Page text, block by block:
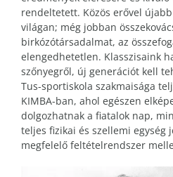
rendeltetett. Közös erővel
világan; még jobban
birkózótársadalmat, az
elengedhetetlen. Klasszisaink
szőnyegről, új generációt kell
Tus-sportiskola szakmaisága
KIMBA-ban, ahol egészen
dolgozhatnak a fiatalok nap,
teljes fizikai és szellemi egység
megfelelő feltételrendszer